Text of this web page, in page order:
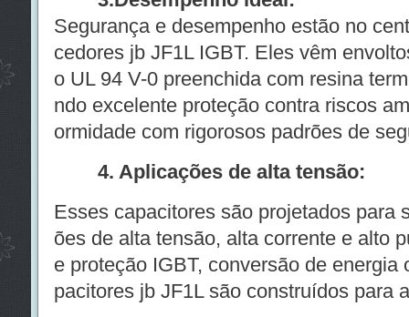
Segurança e desempenho estão no
cedores jb JF1L IGBT. Eles vêm
o UL 94 V-0 preenchida com resina
ndo excelente proteção contra riscos
ormidade com rigorosos padrões de
4. Aplicações de alta tensão:
Esses capacitores são projetados para
ões de alta tensão, alta corrente e alto
e proteção IGBT, conversão de
pacitores jb JF1L são construídos para